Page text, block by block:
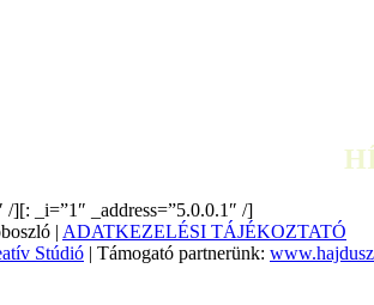
/][: _i=”1″ _address=”5.0.0.1″ /]
| ADATKEZELÉSI TÁJÉKOZTATÓ
Stúdió | Támogató partnerünk: